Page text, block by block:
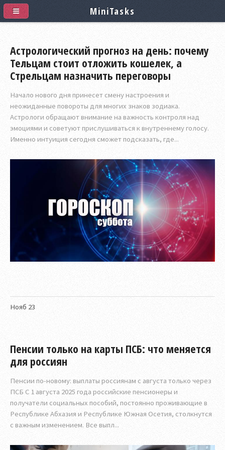
Астрологический прогноз на день: почему
Тельцам стоит отложить кошелек, а
Стрельцам назначить переговоры
Начало нового дня принесет смену настроения и
неожиданные повороты для многих знаков зодиака.
Астрологи обращают внимание на важность контроля над
эмоциями и советуют прислушиваться к внутреннему голосу.
Именно интуиция сегодня сможет подсказать, где...
Нояб 23
Пенсии только на карты ПСБ: что меняется
для россиян
Пенсии по-новому: выплаты россиянам с августа только через
ПСБ С 1 августа 2025 года российские пенсионеры и
получатели социальных пособий, постоянно проживающие в
Республике Абхазия и Республике Южная Осетия, столкнутся
с важным изменением. Все выпл...
MiniTasks